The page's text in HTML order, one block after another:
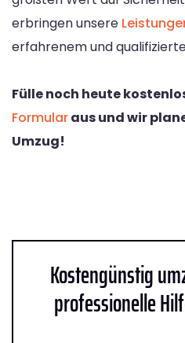
erbringen unsere
erfahrenem und
Fülle noch heute
Formularaus und wir
Umzug!
Kostengünstig
professionelle